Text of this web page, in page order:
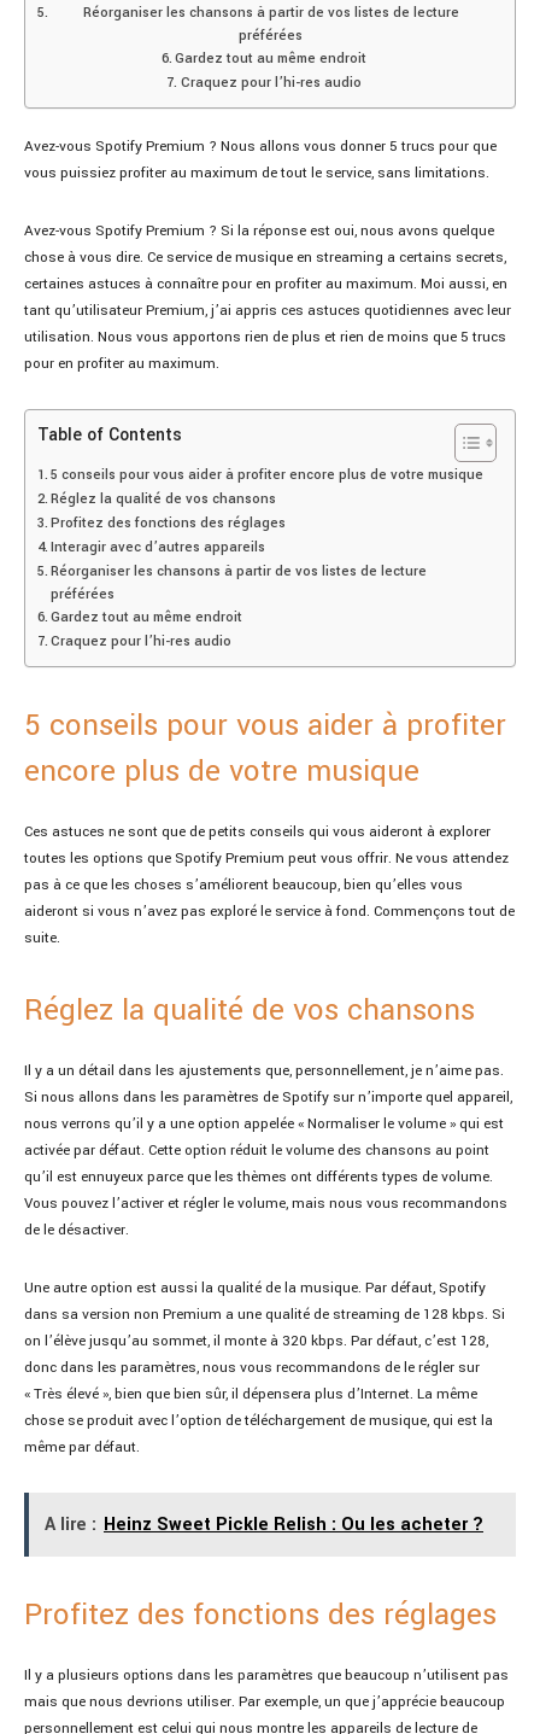
Réorganiser les chansons à partir de vos listes de lecture
préférées
Gardez tout au même endroit
Craquez pour l’hi-res audio
Avez-vous Spotify Premium ? Nous allons vous donner 5 trucs pour que
vous puissiez profiter au maximum de tout le service, sans limitations.
Avez-vous Spotify Premium ? Si la réponse est oui, nous avons quelque
chose à vous dire. Ce service de musique en streaming a certains secrets,
certaines astuces à connaître pour en profiter au maximum. Moi aussi, en
tant qu’utilisateur Premium, j’ai appris ces astuces quotidiennes avec leur
utilisation. Nous vous apportons rien de plus et rien de moins que 5 trucs
pour en profiter au maximum.
Table of Contents
5 conseils pour vous aider à profiter encore plus de votre musique
Réglez la qualité de vos chansons
Profitez des fonctions des réglages
Interagir avec d’autres appareils
Réorganiser les chansons à partir de vos listes de lecture
préférées
Gardez tout au même endroit
Craquez pour l’hi-res audio
5 conseils pour vous aider à profiter
encore plus de votre musique
Ces astuces ne sont que de petits conseils qui vous aideront à explorer
toutes les options que Spotify Premium peut vous offrir. Ne vous attendez
pas à ce que les choses s’améliorent beaucoup, bien qu’elles vous
aideront si vous n’avez pas exploré le service à fond. Commençons tout de
suite.
Réglez la qualité de vos chansons
Il y a un détail dans les ajustements que, personnellement, je n’aime pas.
Si nous allons dans les paramètres de Spotify sur n’importe quel appareil,
nous verrons qu’il y a une option appelée « Normaliser le volume » qui est
activée par défaut. Cette option réduit le volume des chansons au point
qu’il est ennuyeux parce que les thèmes ont différents types de volume.
Vous pouvez l’activer et régler le volume, mais nous vous recommandons
de le désactiver.
Une autre option est aussi la qualité de la musique. Par défaut, Spotify
dans sa version non Premium a une qualité de streaming de 128 kbps. Si
on l’élève jusqu’au sommet, il monte à 320 kbps. Par défaut, c’est 128,
donc dans les paramètres, nous vous recommandons de le régler sur
« Très élevé », bien que bien sûr, il dépensera plus d’Internet. La même
chose se produit avec l’option de téléchargement de musique, qui est la
même par défaut.
A lire : Heinz Sweet Pickle Relish : Ou les acheter ?
Profitez des fonctions des réglages
Il y a plusieurs options dans les paramètres que beaucoup n’utilisent pas
mais que nous devrions utiliser. Par exemple, un que j’apprécie beaucoup
personnellement est celui qui nous montre les appareils de lecture de